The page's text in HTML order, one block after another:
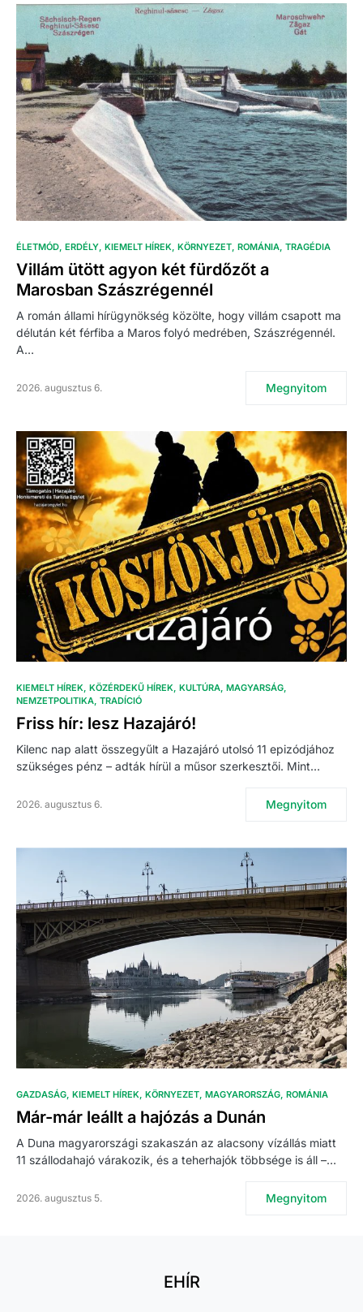
ÉLETMÓD ERDÉLY KIEMELT HÍREK KÖRNYEZET ROMÁNIA TRAGÉDIA
Villám ütött agyon két fürdőzőt a
Marosban Szászrégennél
A román állami hírügynökség közölte, hogy villám csapott ma
délután két férfiba a Maros folyó medrében, Szászrégennél.
A…
2026. augusztus 6. Megnyitom
KIEMELT HÍREK KÖZÉRDEKŰ HÍREK KULTÚRA MAGYARSÁG
NEMZETPOLITIKA TRADÍCIÓ
Friss hír: lesz Hazajáró!
Kilenc nap alatt összegyűlt a Hazajáró utolsó 11 epizódjához
szükséges pénz – adták hírül a műsor szerkesztői. Mint…
2026. augusztus 6. Megnyitom
GAZDASÁG KIEMELT HÍREK KÖRNYEZET MAGYARORSZÁG ROMÁNIA
Már-már leállt a hajózás a Dunán
A Duna magyarországi szakaszán az alacsony vízállás miatt
11 szállodahajó várakozik, és a teherhajók többsége is áll –…
2026. augusztus 5. Megnyitom
EHÍR